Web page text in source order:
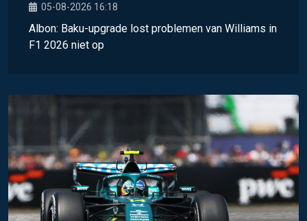
05-08-2026 16:18
Albon: Baku-upgrade lost problemen van Williams in
F1 2026 niet op